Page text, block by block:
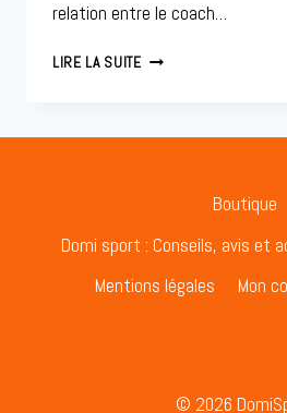
relation entre le coach…
LIRE LA SUITECOACHING
SPORT
Boutique
Domi sport : Conseils, avis et
Mentions légales
Mon
© 2026